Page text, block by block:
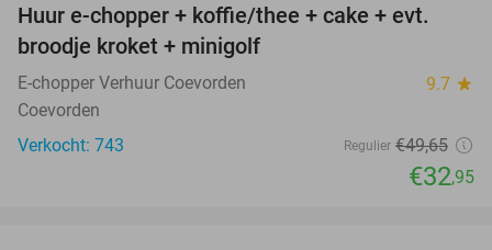
34%
Huur e-chopper + koffie/thee + cake + evt.
broodje kroket + minigolf
E-chopper Verhuur Coevorden 9.7 star
Coevorden
Verkocht: 743
Regulier €49,65
€32,95